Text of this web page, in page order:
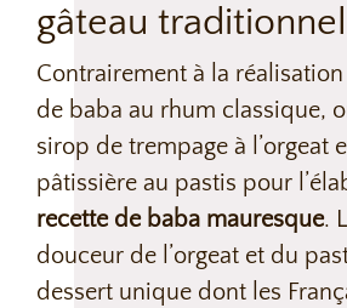
gâteau traditionnel
Contrairement à la réalisation
de baba au rhum classique,
sirop de trempage à l’orgeat
pâtissière au pastis pour
recette de baba mauresque.
douceur de l’orgeat et du
dessert unique dont les